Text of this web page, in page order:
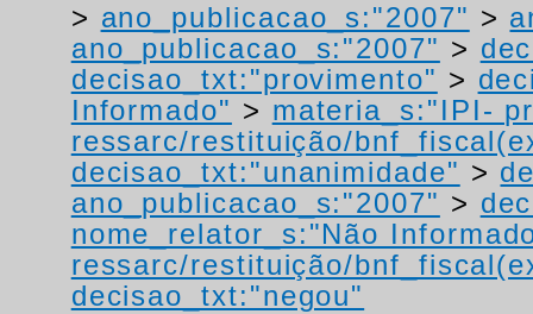
> ano_publicacao_s:"2007" >
ano_publicacao_s:"2007" >
decisao_txt:"provimento" >
Informado" > materia_s:"IPI-
ressarc/restituição/
decisao_txt:"unanimidade" >
ano_publicacao_s:"2007" >
nome_relator_s:"Não
ressarc/restituição/
decisao_txt:"negou"